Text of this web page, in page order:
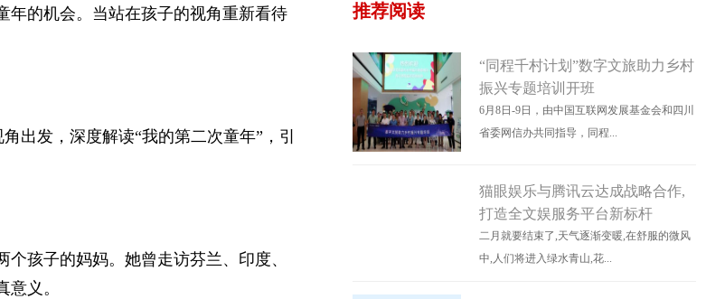
年的机会。当站在孩子的视角重新看待
出发，深度解读“我的第二次童年”，引
孩子的妈妈。她曾走访芬兰、印度、
义。
推荐阅读
“同程千村计划”数字文旅助力乡村
振兴专题培训开班
6月8日-9日，由中国互联网发展基金会和四川
省委网信办共同指导，同程...
猫眼娱乐与腾讯云达成战略合作,
打造全文娱服务平台新标杆
二月就要结束了,天气逐渐变暖,在舒服的微风
中,人们将进入绿水青山,花...